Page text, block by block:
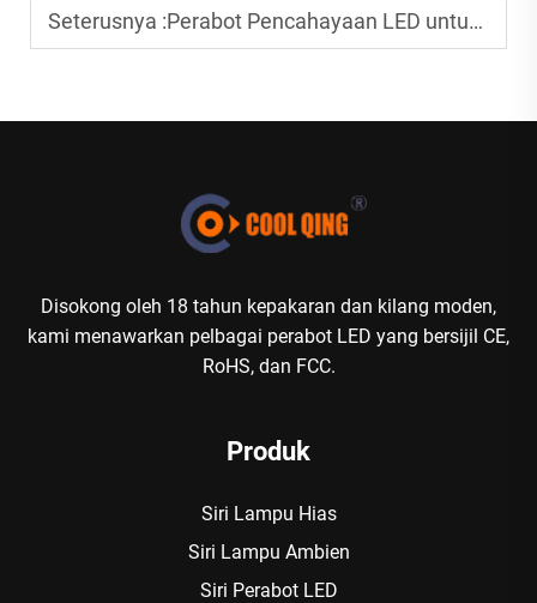
Seterusnya :Perabot Pencahayaan LED untuk Pengalaman Interaktif
Disokong oleh 18 tahun kepakaran dan kilang moden,
kami menawarkan pelbagai perabot LED yang bersijil CE,
RoHS, dan FCC.
Produk
Siri Lampu Hias
Siri Lampu Ambien
Siri Perabot LED